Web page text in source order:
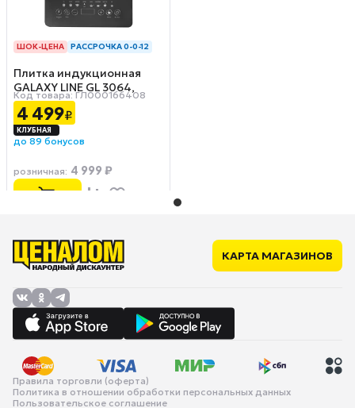
ШОК-ЦЕНА РАССРОЧКА 0-0-12
Плитка индукционная
GALAXY LINE GL 3064,
черный
Код товара: ГЛ000166408
4 499₽
до 89 бонусов
розничная: 4 999 ₽
КАРТА МАГАЗИНОВ
Правила торговли (оферта)
Политика в отношении обработки персональных данных
Пользовательское соглашение